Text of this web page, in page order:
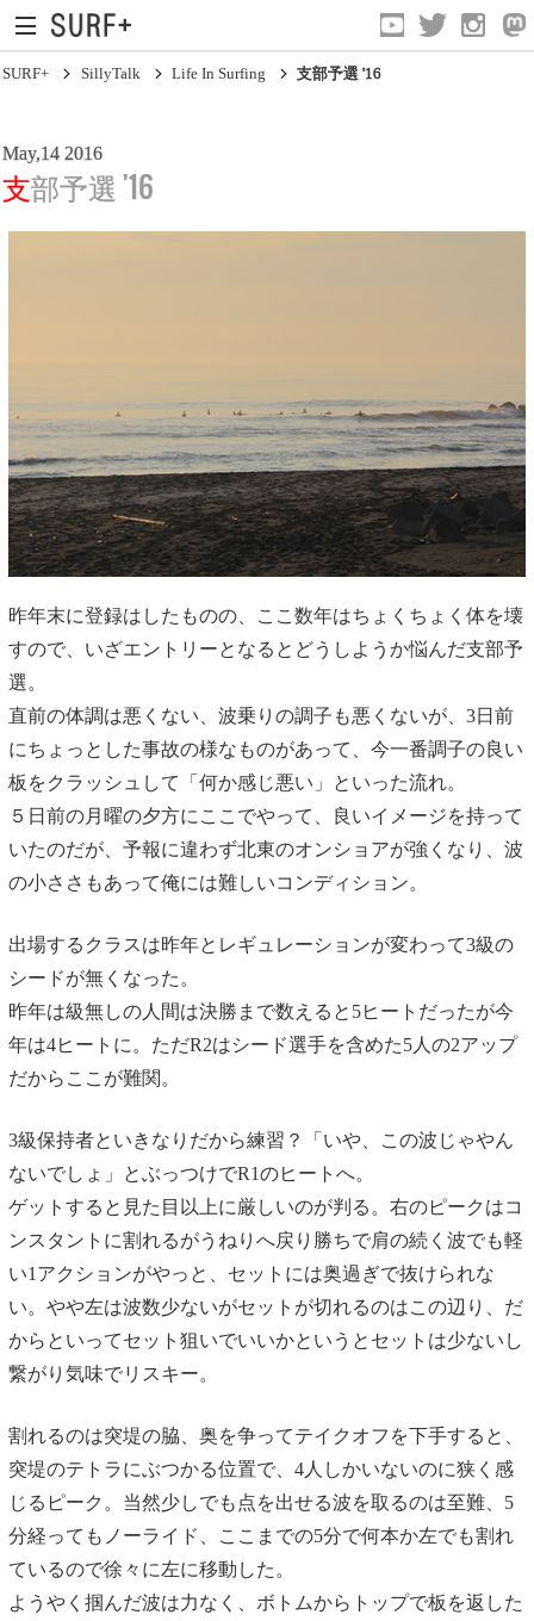
Mind
Clips
SURF+ SillyTalk Life In Surfing 支部予選 '16
May,14 2016
支部予選 '16
昨年末に登録はしたものの、ここ数年はちょくちょく体を壊
すので、いざエントリーとなるとどうしようか悩んだ支部予
選。
直前の体調は悪くない、波乗りの調子も悪くないが、3日前
にちょっとした事故の様なものがあって、今一番調子の良い
板をクラッシュして「何か感じ悪い」といった流れ。
５日前の月曜の夕方にここでやって、良いイメージを持って
いたのだが、予報に違わず北東のオンショアが強くなり、波
の小ささもあって俺には難しいコンディション。
出場するクラスは昨年とレギュレーションが変わって3級の
シードが無くなった。
昨年は級無しの人間は決勝まで数えると5ヒートだったが今
年は4ヒートに。ただR2はシード選手を含めた5人の2アップ
だからここが難関。
3級保持者といきなりだから練習？「いや、この波じゃやん
ないでしょ」とぶっつけでR1のヒートへ。
ゲットすると見た目以上に厳しいのが判る。右のピークはコ
ンスタントに割れるがうねりへ戻り勝ちで肩の続く波でも軽
い1アクションがやっと、セットには奥過ぎで抜けられな
い。やや左は波数少ないがセットが切れるのはこの辺り、だ
からといってセット狙いでいいかというとセットは少ないし
繋がり気味でリスキー。
割れるのは突堤の脇、奥を争ってテイクオフを下手すると、
突堤のテトラにぶつかる位置で、4人しかいないのに狭く感
じるピーク。当然少しでも点を出せる波を取るのは至難、5
分経ってもノーライド、ここまでの5分で何本か左でも割れ
ているので徐々に左に移動した。
ようやく掴んだ波は力なく、ボトムからトップで板を返した